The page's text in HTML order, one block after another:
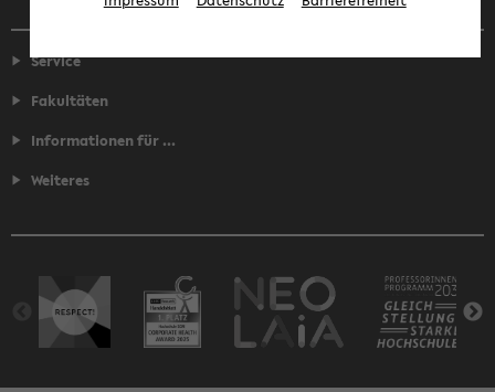
Service
Fakultäten
Informationen für ...
Weiteres